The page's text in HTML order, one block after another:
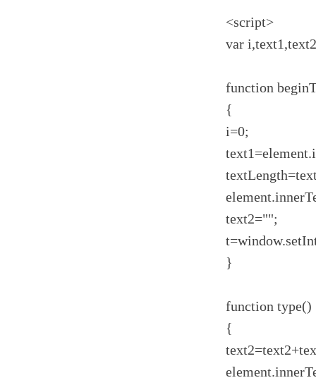
<script>
var
function
{
i=0;
text2="";
}
function type()
{